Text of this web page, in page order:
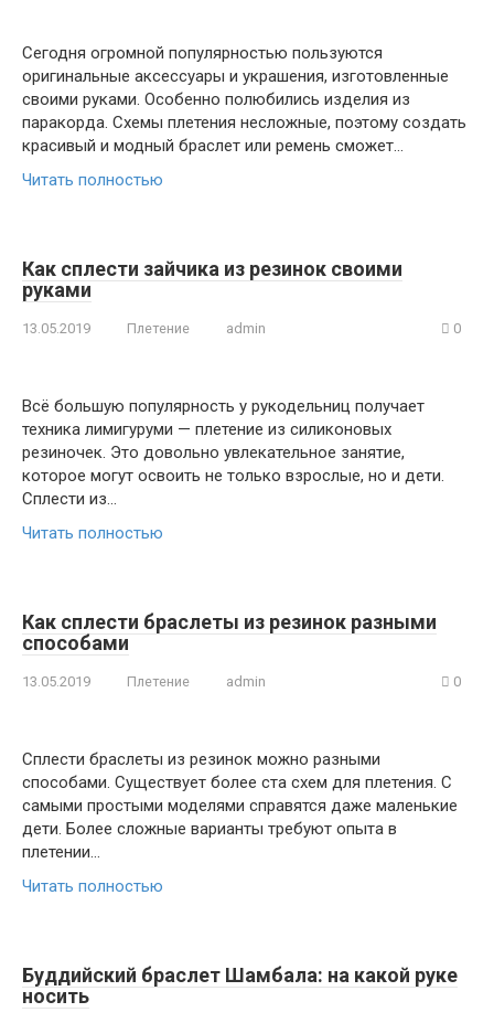
Сегодня огромной популярностью пользуются
оригинальные аксессуары и украшения, изготовленные
своими руками. Особенно полюбились изделия из
паракорда. Схемы плетения несложные, поэтому создать
красивый и модный браслет или ремень сможет…
Читать полностью
Как сплести зайчика из резинок своими
руками
13.05.2019 Плетение admin 0
Всё большую популярность у рукодельниц получает
техника лимигуруми — плетение из силиконовых
резиночек. Это довольно увлекательное занятие,
которое могут освоить не только взрослые, но и дети.
Сплести из…
Читать полностью
Как сплести браслеты из резинок разными
способами
13.05.2019 Плетение admin 0
Сплести браслеты из резинок можно разными
способами. Существует более ста схем для плетения. С
самыми простыми моделями справятся даже маленькие
дети. Более сложные варианты требуют опыта в
плетении…
Читать полностью
Буддийский браслет Шамбала: на какой руке
носить